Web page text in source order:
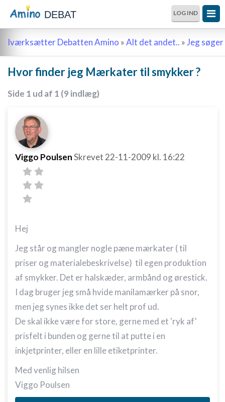
DEBAT LOG IND
Iværksætter Debatten Amino »Alt det andet.. »Jeg
Hvor finder jeg Mærkater til smykker ?
Side 1 ud af 1 (9 indlæg)
Viggo PoulsenSkrevet 22-11-2009 kl. 16:22
Hej
Jeg står og mangler nogle pæne mærkater ( til
priser og materialebeskrivelse) til egen produktion
af smykker. Det er halskæder, armbånd og ørestick.
I dag bruger jeg små hvide manilamærker på snor,
men jeg synes ikke det ser helt prof ud.
De skal ikke være for store, gerne med et 'ryk af'
prisfelt i bunden og gerne til at putte i en
inkjetprinter, eller en lille etiketprinter.
Med venlig hilsen
Viggo Poulsen